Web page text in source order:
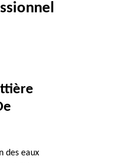
des eaux